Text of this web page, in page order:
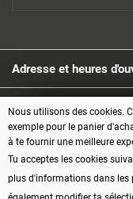
Adresse et heures
Service
Informations
Modes de paiement
Nous utilisons des cookies.
exemple pour le panier
à te fournir une meilleure
Tu acceptes les cookies
plus d'informations dans les